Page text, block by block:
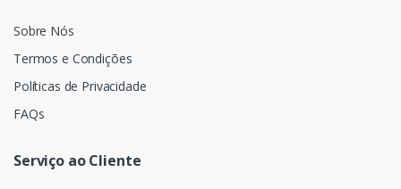
Sobre Nós
Termos e Condições
Políticas de Privacidade
FAQs
Serviço ao Cliente